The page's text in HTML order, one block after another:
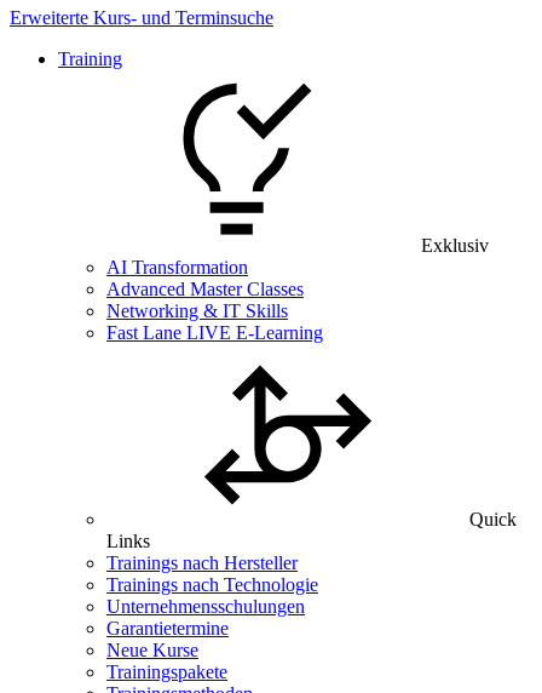
Erweiterte Kurs- und Terminsuche
Training
Exklusiv
AI Transformation
Advanced Master Classes
Networking & IT Skills
Fast Lane LIVE E-Learning
Quick
Links
Trainings nach Hersteller
Trainings nach Technologie
Unternehmensschulungen
Garantietermine
Neue Kurse
Trainingspakete